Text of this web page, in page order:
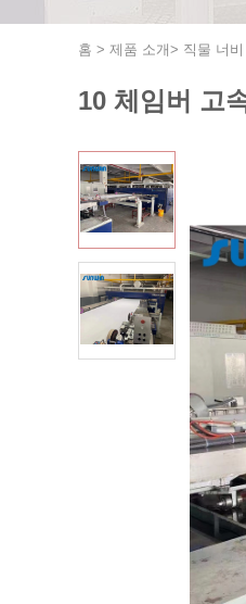
홈 > 제품 소개> 직물 너
10 체임버 고